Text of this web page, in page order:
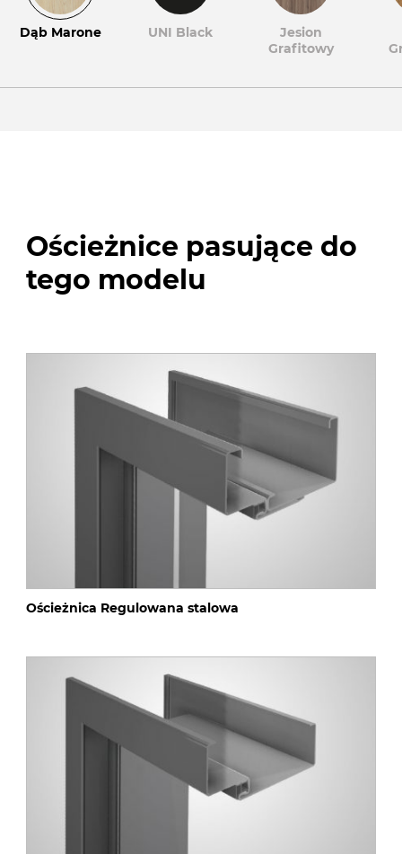
Dąb Marone UNI Black
Jesion
Grafitowy
Ościeżnice pasujące do
tego modelu
Ościeżnica Regulowana stalowa